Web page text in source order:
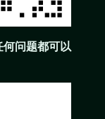
问题都可以